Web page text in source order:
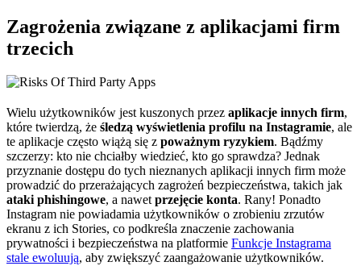
Zagrożenia związane z aplikacjami firm
trzecich
Wielu użytkowników jest kuszonych przez aplikacje innych firm,
które twierdzą, że śledzą wyświetlenia profilu na Instagramie, ale
te aplikacje często wiążą się z poważnym ryzykiem. Bądźmy
szczerzy: kto nie chciałby wiedzieć, kto go sprawdza? Jednak
przyznanie dostępu do tych nieznanych aplikacji innych firm może
prowadzić do przerażających zagrożeń bezpieczeństwa, takich jak
ataki phishingowe, a nawetprzejęcie konta. Rany! Ponadto
Instagram nie powiadamia użytkowników o zrobieniu zrzutów
ekranu z ich Stories, co podkreśla znaczenie zachowania
prywatności i bezpieczeństwa na platformie Funkcje Instagrama
stale ewoluują, aby zwiększyć zaangażowanie użytkowników.